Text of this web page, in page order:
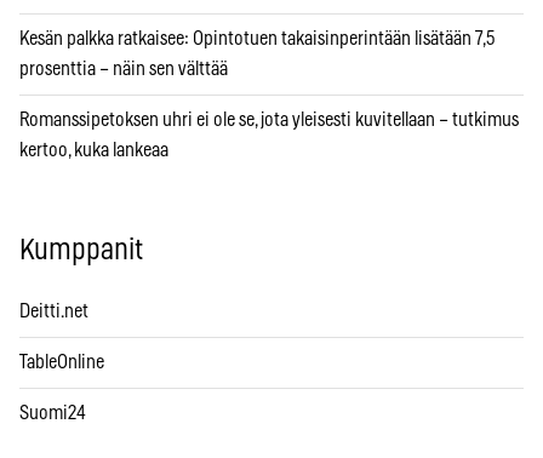
Kesän palkka ratkaisee: Opintotuen takaisinperintään lisätään 7,5
prosenttia – näin sen välttää
Romanssipetoksen uhri ei ole se, jota yleisesti kuvitellaan – tutkimus
kertoo, kuka lankeaa
Kumppanit
Deitti.net
TableOnline
Suomi24